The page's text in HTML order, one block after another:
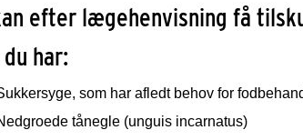
efter lægehenvisning få
har:
som har afledt behov for
tånegle (unguis incarnatus)